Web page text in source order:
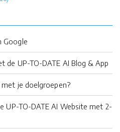
Google
UP-TO-DATE AI Blog & App
je doelgroepen?
UP-TO-DATE AI Website met 2-